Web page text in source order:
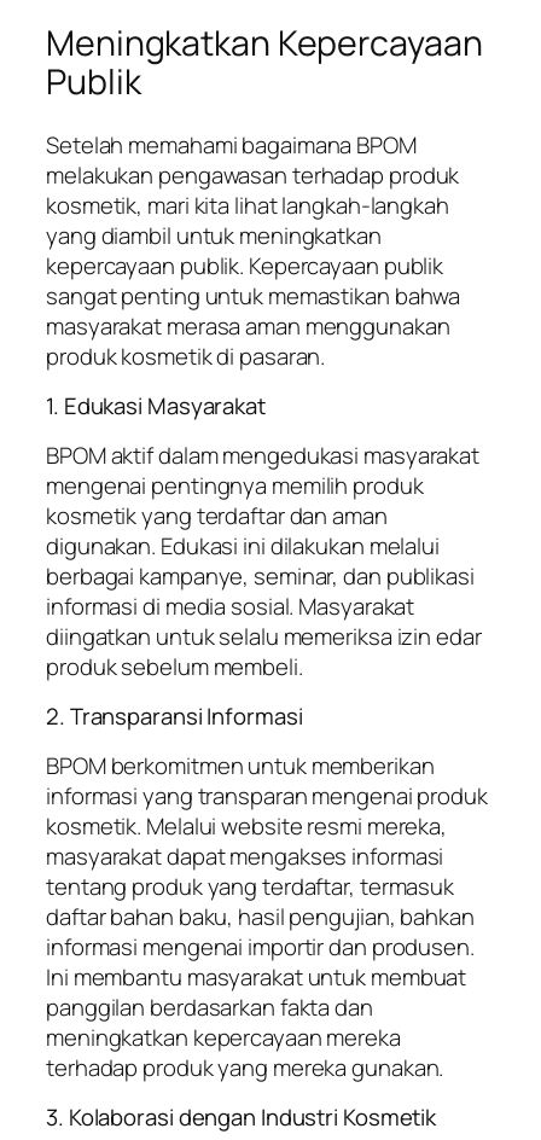
Meningkatkan Kepercayaan
Publik
Setelah memahami bagaimana BPOM
melakukan pengawasan terhadap produk
kosmetik, mari kita lihat langkah-langkah
yang diambil untuk meningkatkan
kepercayaan publik. Kepercayaan publik
sangat penting untuk memastikan bahwa
masyarakat merasa aman menggunakan
produk kosmetik di pasaran.
1. Edukasi Masyarakat
BPOM aktif dalam mengedukasi masyarakat
mengenai pentingnya memilih produk
kosmetik yang terdaftar dan aman
digunakan. Edukasi ini dilakukan melalui
berbagai kampanye, seminar, dan publikasi
informasi di media sosial. Masyarakat
diingatkan untuk selalu memeriksa izin edar
produk sebelum membeli.
2. Transparansi Informasi
BPOM berkomitmen untuk memberikan
informasi yang transparan mengenai produk
kosmetik. Melalui website resmi mereka,
masyarakat dapat mengakses informasi
tentang produk yang terdaftar, termasuk
daftar bahan baku, hasil pengujian, bahkan
informasi mengenai importir dan produsen.
Ini membantu masyarakat untuk membuat
panggilan berdasarkan fakta dan
meningkatkan kepercayaan mereka
terhadap produk yang mereka gunakan.
3. Kolaborasi dengan Industri Kosmetik